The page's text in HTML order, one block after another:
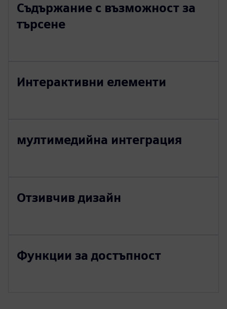
Съдържание с възможност за
търсене
Интерактивни елементи
мултимедийна интеграция
Отзивчив дизайн
Функции за достъпност